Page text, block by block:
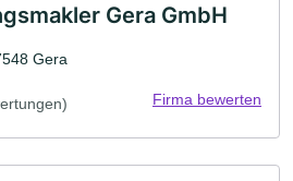
Gera GmbH
Gera
Firma bewerten